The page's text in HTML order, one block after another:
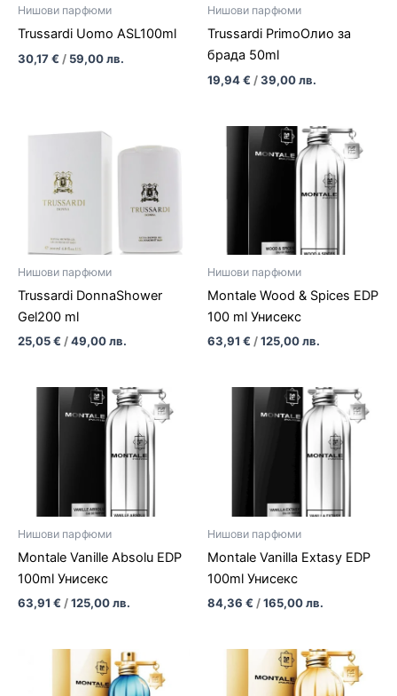
Нишови парфюми
Trussardi Uomo ASL100ml
30,17€ / 59,00лв.
Нишови парфюми
Trussardi PrimoОлио за
брада 50ml
19,94€ /39,00лв.
Нишови парфюми
Trussardi DonnaShower
Gel200 ml
25,05€ /49,00лв.
Нишови парфюми
Montale Wood & Spices EDP
100 ml Унисекс
63,91 € /125,00лв.
Нишови парфюми
Montale Vanille Absolu EDP
100ml Унисекс
63,91 € /125,00лв.
Нишови парфюми
Montale Vanilla Extasy EDP
100ml Унисекс
84,36 € /165,00лв.